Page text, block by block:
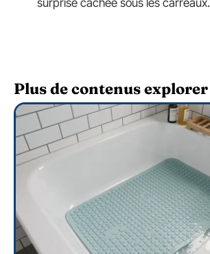
Plus de contenus explorer